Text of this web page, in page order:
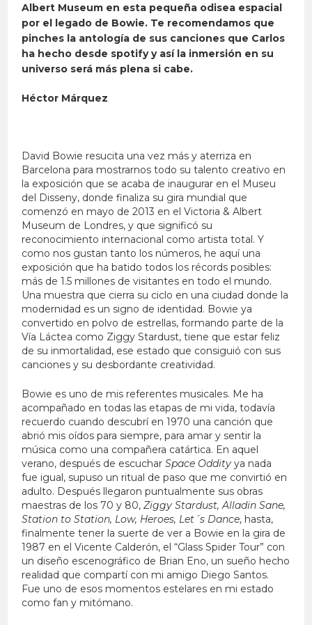
Albert Museum en esta pequeña odisea espacial
por el legado de Bowie. Te recomendamos que
pinches la antología de sus canciones que Carlos
ha hecho desde spotify y así la inmersión en su
universo será más plena si cabe.
Héctor Márquez
David Bowie resucita una vez más y aterriza en
Barcelona para mostrarnos todo su talento creativo en
la exposición que se acaba de inaugurar en el Museu
del Disseny, donde finaliza su gira mundial que
comenzó en mayo de 2013 en el Victoria & Albert
Museum de Londres, y que significó su
reconocimiento internacional como artista total. Y
como nos gustan tanto los números, he aquí una
exposición que ha batido todos los récords posibles:
más de 1.5 millones de visitantes en todo el mundo.
Una muestra que cierra su ciclo en una ciudad donde la
modernidad es un signo de identidad. Bowie ya
convertido en polvo de estrellas, formando parte de la
Vía Láctea como Ziggy Stardust, tiene que estar feliz
de su inmortalidad, ese estado que consiguió con sus
canciones y su desbordante creatividad.
Bowie es uno de mis referentes musicales. Me ha
acompañado en todas las etapas de mi vida, todavía
recuerdo cuando descubrí en 1970 una canción que
abrió mis oídos para siempre, para amar y sentir la
música como una compañera catártica. En aquel
verano, después de escucharSpace Oddity ya nada
fue igual, supuso un ritual de paso que me convirtió en
adulto. Después llegaron puntualmente sus obras
maestras de los 70 y 80,Ziggy Stardust, Alladin Sane,
Station to Station, Low, Heroes, Let´s Dance, hasta,
finalmente tener la suerte de ver a Bowie en la gira de
1987 en el Vicente Calderón, el “Glass Spider Tour” con
un diseño escenográfico de Brian Eno, un sueño hecho
realidad que compartí con mi amigo Diego Santos.
Fue uno de esos momentos estelares en mi estado
como fan y mitómano.